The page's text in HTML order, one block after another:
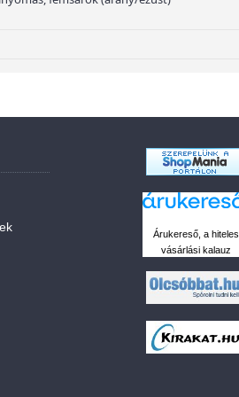
Árukereső, a hiteles
vásárlási kalauz